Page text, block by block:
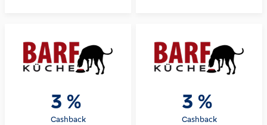
3 %
Cashback
3 %
Cashback